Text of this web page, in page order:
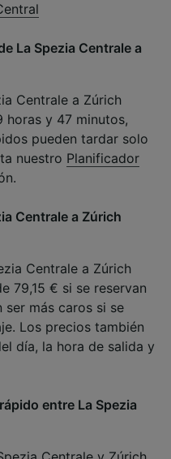
La Spezia Centrale a
Centrale a Zúrich
horas y 47 minutos,
pueden tardar solo
nuestro Planificador
Centrale a Zúrich
Centrale a Zúrich
79,15 € si se reservan
ser más caros si se
Los precios también
día, la hora de salida y
entre La Spezia